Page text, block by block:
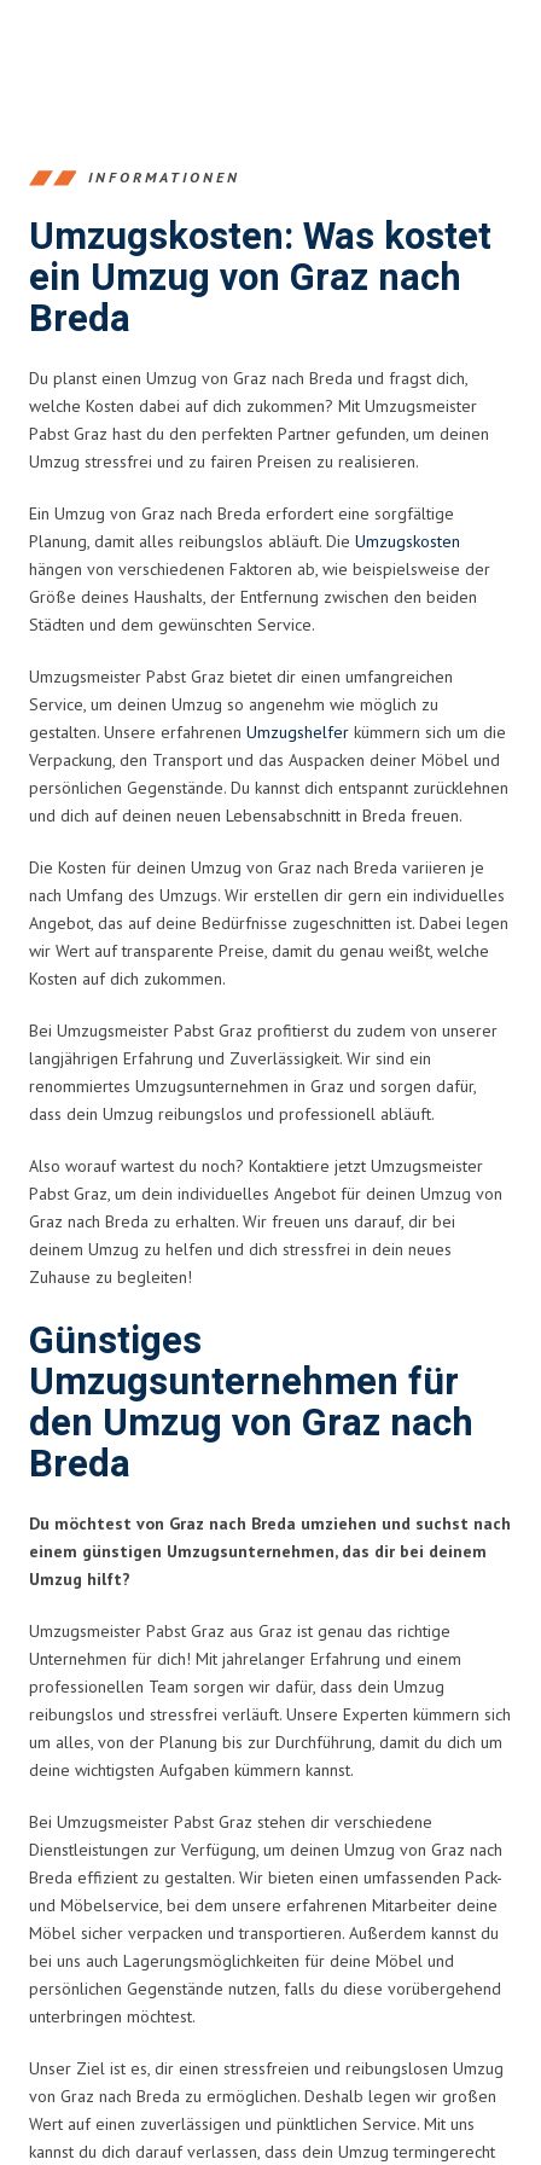
INFORMATIONEN
Umzugskosten: Was kostet
ein Umzug von Graz nach
Breda
Du planst einen Umzug von Graz nach Breda und fragst dich,
welche Kosten dabei auf dich zukommen? Mit Umzugsmeister
Pabst Graz hast du den perfekten Partner gefunden, um deinen
Umzug stressfrei und zu fairen Preisen zu realisieren.
Ein Umzug von Graz nach Breda erfordert eine sorgfältige
Planung, damit alles reibungslos abläuft. Die Umzugskosten
hängen von verschiedenen Faktoren ab, wie beispielsweise der
Größe deines Haushalts, der Entfernung zwischen den beiden
Städten und dem gewünschten Service.
Umzugsmeister Pabst Graz bietet dir einen umfangreichen
Service, um deinen Umzug so angenehm wie möglich zu
gestalten. Unsere erfahrenen Umzugshelfer kümmern sich um die
Verpackung, den Transport und das Auspacken deiner Möbel und
persönlichen Gegenstände. Du kannst dich entspannt zurücklehnen
und dich auf deinen neuen Lebensabschnitt in Breda freuen.
Die Kosten für deinen Umzug von Graz nach Breda variieren je
nach Umfang des Umzugs. Wir erstellen dir gern ein individuelles
Angebot, das auf deine Bedürfnisse zugeschnitten ist. Dabei legen
wir Wert auf transparente Preise, damit du genau weißt, welche
Kosten auf dich zukommen.
Bei Umzugsmeister Pabst Graz profitierst du zudem von unserer
langjährigen Erfahrung und Zuverlässigkeit. Wir sind ein
renommiertes Umzugsunternehmen in Graz und sorgen dafür,
dass dein Umzug reibungslos und professionell abläuft.
Also worauf wartest du noch? Kontaktiere jetzt Umzugsmeister
Pabst Graz, um dein individuelles Angebot für deinen Umzug von
Graz nach Breda zu erhalten. Wir freuen uns darauf, dir bei
deinem Umzug zu helfen und dich stressfrei in dein neues
Zuhause zu begleiten!
Günstiges
Umzugsunternehmen für
den Umzug von Graz nach
Breda
Du möchtest von Graz nach Breda umziehen und suchst nach
einem günstigen Umzugsunternehmen, das dir bei deinem
Umzug hilft?
Umzugsmeister Pabst Graz aus Graz ist genau das richtige
Unternehmen für dich! Mit jahrelanger Erfahrung und einem
professionellen Team sorgen wir dafür, dass dein Umzug
reibungslos und stressfrei verläuft. Unsere Experten kümmern sich
um alles, von der Planung bis zur Durchführung, damit du dich um
deine wichtigsten Aufgaben kümmern kannst.
Bei Umzugsmeister Pabst Graz stehen dir verschiedene
Dienstleistungen zur Verfügung, um deinen Umzug von Graz nach
Breda effizient zu gestalten. Wir bieten einen umfassenden Pack-
und Möbelservice, bei dem unsere erfahrenen Mitarbeiter deine
Möbel sicher verpacken und transportieren. Außerdem kannst du
bei uns auch Lagerungsmöglichkeiten für deine Möbel und
persönlichen Gegenstände nutzen, falls du diese vorübergehend
unterbringen möchtest.
Unser Ziel ist es, dir einen stressfreien und reibungslosen Umzug
von Graz nach Breda zu ermöglichen. Deshalb legen wir großen
Wert auf einen zuverlässigen und pünktlichen Service. Mit uns
kannst du dich darauf verlassen, dass dein Umzug termingerecht